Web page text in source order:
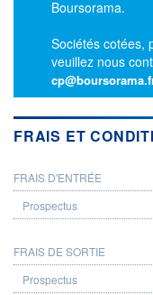
Boursorama.
Sociétés cotées,
veuillez nous
FRAIS ET
PROSPECTUS
FRAIS D'ENTRÉE
FRAIS DE SORTIE